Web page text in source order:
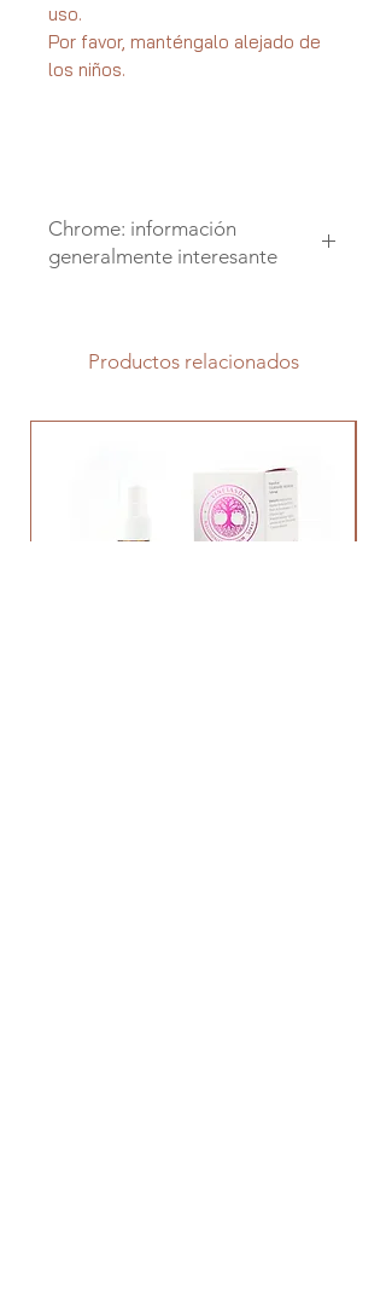
uso.
Por favor, manténgalo alejado de
los niños.
Chrome: información
generalmente interesante
la función de la insulina y tiene un
Se dice que el cromo tiene un
impacto positivo en la pérdida de
peso y puede usarse para mejorar el
control del azúcar en la sangre en
Productos relacionados